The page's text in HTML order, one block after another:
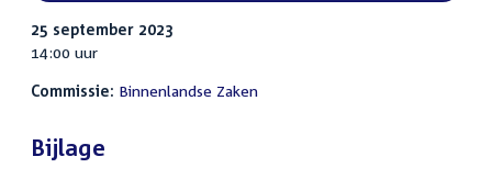
25 september 2023
14:00 uur
Commissie: Binnenlandse Zaken
Bijlage